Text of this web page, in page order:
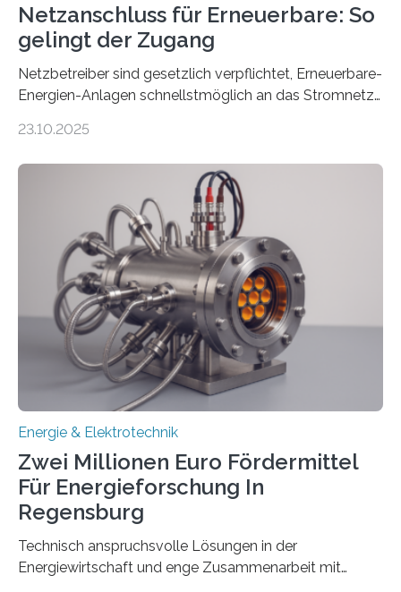
Netzanschluss für Erneuerbare: So
gelingt der Zugang
Netzbetreiber sind gesetzlich verpflichtet, Erneuerbare-
Energien-Anlagen schnellstmöglich an das Stromnetz
ermöglichen. Doch der dafür nötige Netzausbau hinkt
einem „Anschlussstau“. Die Stiftung
Umweltenergierecht hat den Rechtsrahmen in einem
neuen Bericht für die Praxis eingeordnet – inklusive der
Rolle von flexiblen Netzanschlussvereinbarungen. Der
Netzanschluss von Erneuerbare-Energien-Anlagen
(EE-Anlagen) ist entscheidend für die Energiewende.
Denn ohne Anschluss an das Netz kann kein Strom
eingespeist werden. Nach dem Erneuerbare-Energien-
Gesetz (EEG) sind Netzbetreiber…
23.10.2025
Energie & Elektrotechnik
Zwei Millionen Euro Fördermittel
Für Energieforschung In
Regensburg
Technisch anspruchsvolle Lösungen in der
Energiewirtschaft und enge Zusammenarbeit mit